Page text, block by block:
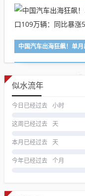
似水流年
今日已经过去 小时
这周已经过去 天
本月已经过去 天
今年已经过去 个月